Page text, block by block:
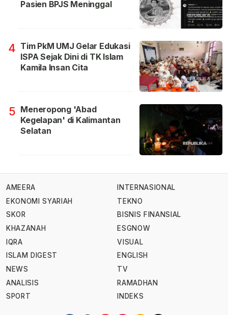
Pasien BPJS Meninggal
4 Tim PkM UMJ Gelar Edukasi
ISPA Sejak Dini di TK Islam
Kamila Insan Cita
5 Meneropong 'Abad
Kegelapan' di Kalimantan
Selatan
AMEERA
EKONOMI SYARIAH
SKOR
KHAZANAH
IQRA
ISLAM DIGEST
NEWS
ANALISIS
SPORT
INTERNASIONAL
TEKNO
BISNIS FINANSIAL
ESGNOW
VISUAL
ENGLISH
TV
RAMADHAN
INDEKS